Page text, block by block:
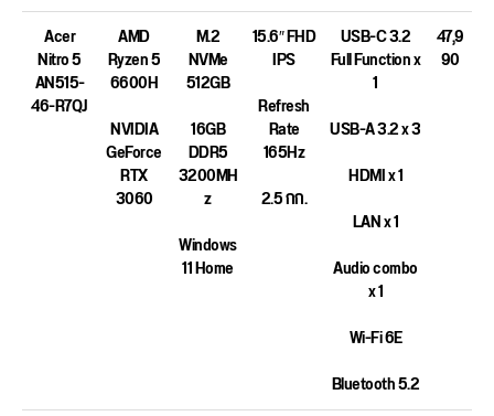
Acer
Nitro 5
AN515-
46-R7QJ
AMD
Ryzen 5
6600H
NVIDIA
GeForce
RTX
3060
M.2
NVMe
512GB
16GB
DDR5
3200MH
z
Windows
11 Home
15.6″ FHD
IPS
Refresh
Rate
165Hz
2.5 กก.
USB-C 3.2
Full Function x
1
USB-A 3.2 x 3
HDMI x 1
LAN x 1
Audio combo
x 1
Wi-Fi 6E
Bluetooth 5.2
47,9
90